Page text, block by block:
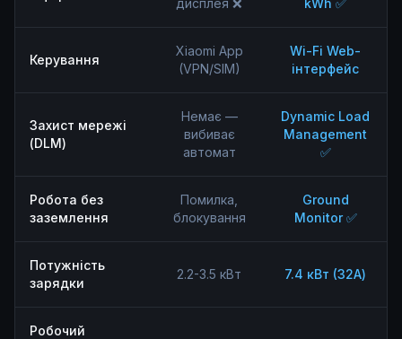
Керування
Xiaomi App
(VPN/SIM)
Wi-Fi Web-
інтерфейс
Захист мережі
(DLM)
Немає —
вибиває
автомат
Dynamic Load
Management
✅
Робота без
заземлення
Помилка,
блокування
Ground
Monitor ✅
Потужність
зарядки
2.2-3.5 кВт 7.4 кВт (32А)
Робочий